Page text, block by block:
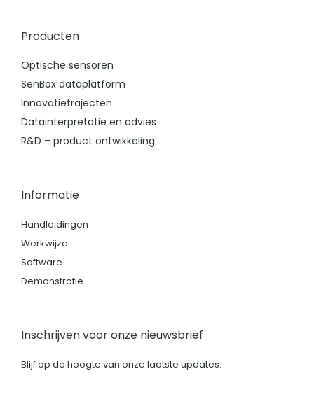
Producten
Optische sensoren
SenBox dataplatform
Innovatietrajecten
Datainterpretatie en advies
R&D – product ontwikkeling
Informatie
Handleidingen
Werkwijze
Software
Demonstratie
Inschrijven voor onze nieuwsbrief
Blijf op de hoogte van onze laatste updates.